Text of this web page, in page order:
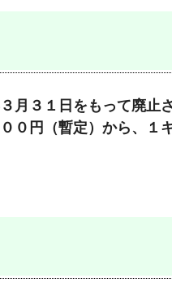
月３１日をもって廃止
０円（暫定）から、１